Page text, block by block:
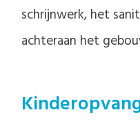
schrijnwerk, het
achteraan het